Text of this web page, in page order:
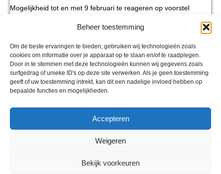
Beheer toestemming
Om de beste ervaringen te bieden, gebruiken wij technologieën zoals
cookies om informatie over je apparaat op te slaan en/of te raadplegen.
Door in te stemmen met deze technologieën kunnen wij gegevens zoals
surfgedrag of unieke ID's op deze site verwerken. Als je geen toestemming
geeft of uw toestemming intrekt, kan dit een nadelige invloed hebben op
bepaalde functies en mogelijkheden.
Accepteren
Weigeren
Bekijk voorkeuren
Mogelijkheid tot en met 9 februari te reageren op voorstel
Europese Commissie moderniseert productregelgeving:
digitalisering biedt kansen voor de machinebouwers